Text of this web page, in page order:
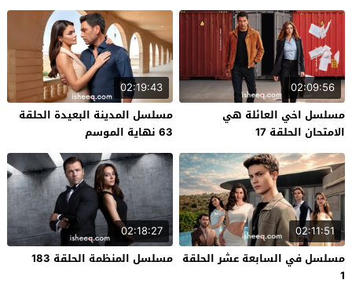
02:09:56
مسلسل اخي العائلة هي
الامتحان الحلقة 17
02:19:43
مسلسل المدينة البعيدة الحلقة
63 نهاية الموسم
02:11:51
مسلسل في السابعة عشر الحلقة
1
02:18:27
مسلسل المنظمة الحلقة 183